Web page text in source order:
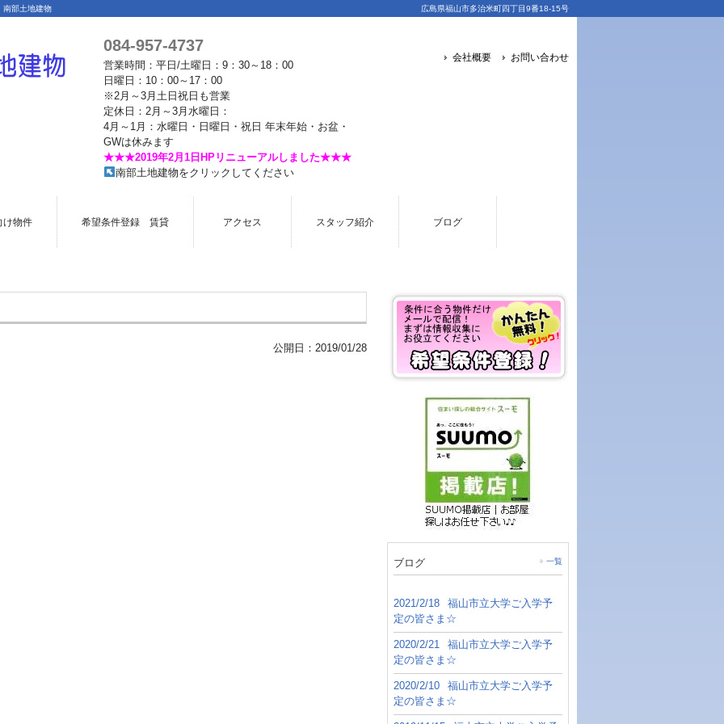
部土地建物 広島県福山市多治米町四丁目9番18-15号
084-957-4737
営業時間：平日/土曜日：9：30～18：00
日曜日：10：00～17：00
※2月～3月土日祝日も営業
定休日：2月～3月水曜日：
4月～1月：水曜日・日曜日・祝日 年末年始・お盆・
GWは休みます
★★★2019年2月1日HPリニューアルしました★★★
南部土地建物をクリックしてください
会社概要 お問い合わせ
け物件 希望条件登録 賃貸 アクセス スタッフ紹介 ブログ
公開日： 2019/01/28
ブログ 一覧
2021/2/18
福山市立大学ご入学予
定の皆さま☆
2020/2/21
福山市立大学ご入学予
定の皆さま☆
2020/2/10
福山市立大学ご入学予
定の皆さま☆